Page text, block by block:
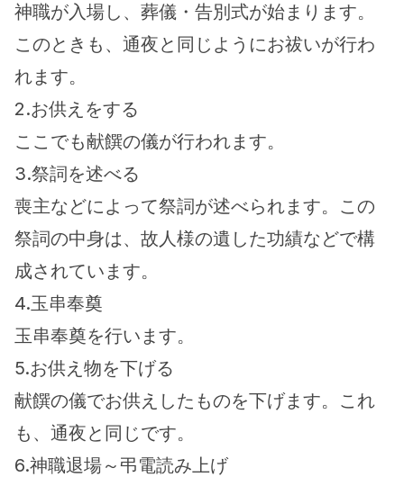
神職が入場し、葬儀・告別式が始まります。
このときも、通夜と同じようにお祓いが行わ
れます。
2.お供えをする
ここでも献饌の儀が行われます。
3.祭詞を述べる
喪主などによって祭詞が述べられます。この
祭詞の中身は、故人様の遺した功績などで構
成されています。
4.玉串奉奠
玉串奉奠を行います。
5.お供え物を下げる
献饌の儀でお供えしたものを下げます。これ
も、通夜と同じです。
6.神職退場～弔電読み上げ